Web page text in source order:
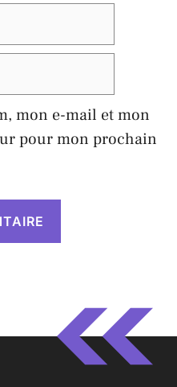
mon e-mail et mon
pour mon prochain